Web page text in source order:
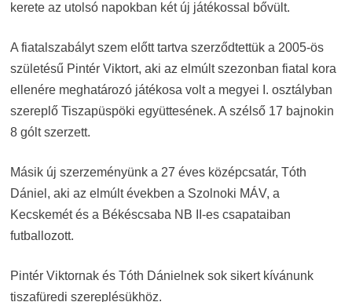
kerete az utolsó napokban két új játékossal bővült.
A fiatalszabályt szem előtt tartva szerződtettük a 2005-ös
születésű Pintér Viktort, aki az elmúlt szezonban fiatal kora
ellenére meghatározó játékosa volt a megyei I. osztályban
szereplő Tiszapüspöki együttesének. A szélső 17 bajnokin
8 gólt szerzett.
Másik új szerzeményünk a 27 éves középcsatár, Tóth
Dániel, aki az elmúlt években a Szolnoki MÁV, a
Kecskemét és a Békéscsaba NB II-es csapataiban
futballozott.
Pintér Viktornak és Tóth Dánielnek sok sikert kívánunk
tiszafüredi szereplésükhöz.